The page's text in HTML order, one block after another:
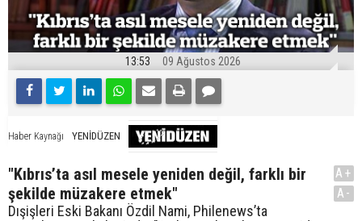
13:53 09 Ağustos 2026
Haber Kaynağı YENİDÜZEN
"Kıbrıs’ta asıl mesele yeniden değil, farklı bir
şekilde müzakere etmek"
Dışişleri Eski Bakanı Özdil Nami, Philenews’ta
A+
A-